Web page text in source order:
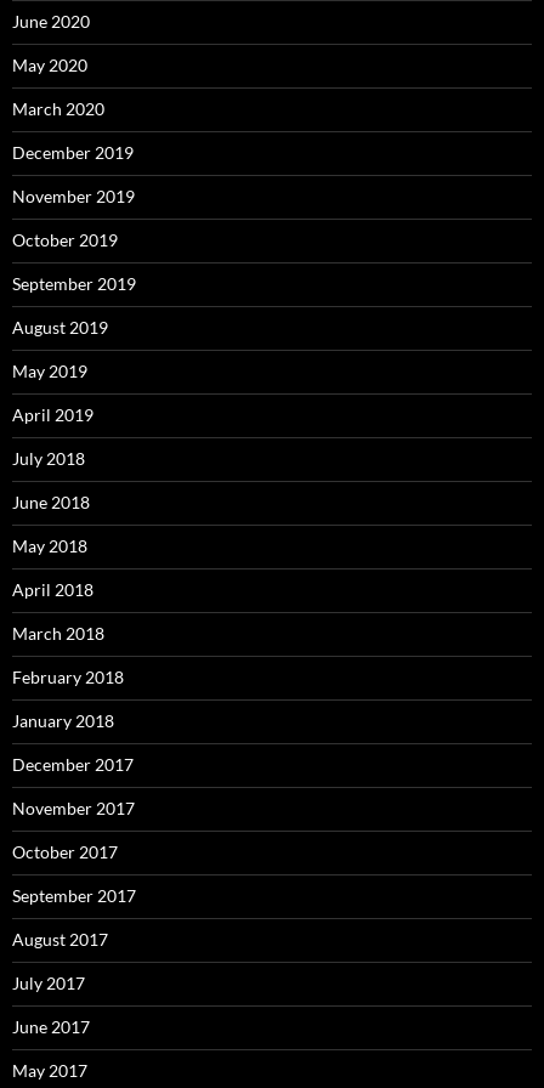
June 2020
May 2020
March 2020
December 2019
November 2019
October 2019
September 2019
August 2019
May 2019
April 2019
July 2018
June 2018
May 2018
April 2018
March 2018
February 2018
January 2018
December 2017
November 2017
October 2017
September 2017
August 2017
July 2017
June 2017
May 2017